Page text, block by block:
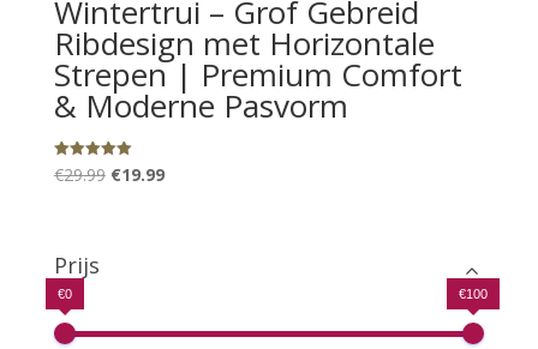
Wintertrui – Grof Gebreid
Ribdesign met Horizontale
Strepen | Premium Comfort
& Moderne Pasvorm
Gewaardeerd
5.00
€29.99 Oorspronkelijke
€19.99Huidige
Prijs
€0 €100